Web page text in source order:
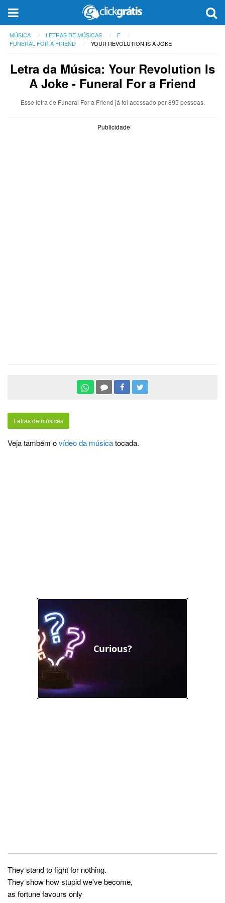
MÚSICA LETRAS DE MÚSICAS
F
FUNERAL FOR A FRIEND
YOUR REVOLUTION IS A JOKE
Letra da Música: Your Revolution Is
A Joke - Funeral For a Friend
Esse letra de Funeral For a Friend já foi acessado por 895 pessoas.
Publicidade
Letras de músicas
Veja também ovídeo da músicatocada.
They stand to fight for nothing.
They show how stupid we've become,
as fortune favours only